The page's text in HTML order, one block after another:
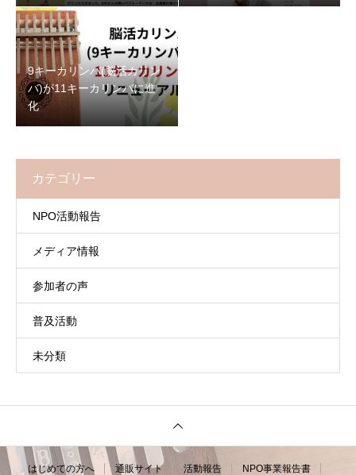
9キーカリンバ(脳活カリン
バ)が11キーカリンバに進
化
カテゴリー
NPO活動報告
メディア情報
参加者の声
普及活動
未分類
はじめての方へ 通販サイト 活動報告 NPO事業報告書